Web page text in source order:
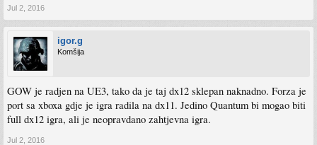
Jul 2, 2016
igor.g
Komšija
GOW je radjen na UE3, tako da je taj dx12 sklepan naknadno. Forza je
port sa xboxa gdje je igra radila na dx11. Jedino Quantum bi mogao biti
full dx12 igra, ali je neopravdano zahtjevna igra.
Jul 2, 2016